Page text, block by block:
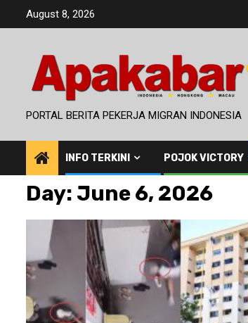
August 8, 2026
PORTAL BERITA PEKERJA MIGRAN INDONESIA
INFO TERKINI POJOK VICTORY
Day: June 6, 2026